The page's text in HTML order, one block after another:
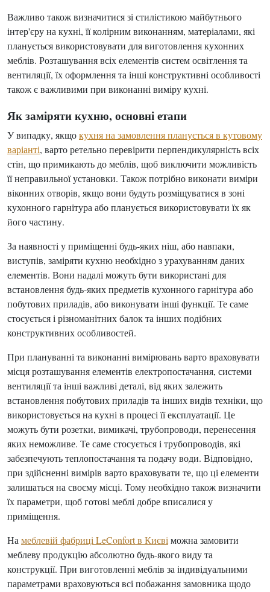
Важливо також визначитися зі стилістикою майбутнього
інтер'єру на кухні, її колірним виконанням, матеріалами, які
планується використовувати для виготовлення кухонних
меблів. Розташування всіх елементів систем освітлення та
вентиляції, їх оформлення та інші конструктивні особливості
також є важливими при виконанні виміру кухні.
Як заміряти кухню, основні етапи
У випадку, якщокухня на замовлення планується в кутовому
варіанті, варто ретельно перевірити перпендикулярність всіх
стін, що примикають до меблів, щоб виключити можливість
її неправильної установки. Також потрібно виконати виміри
віконних отворів, якщо вони будуть розміщуватися в зоні
кухонного гарнітура або планується використовувати їх як
його частину.
За наявності у приміщенні будь-яких ніш, або навпаки,
виступів, заміряти кухню необхідно з урахуванням даних
елементів. Вони надалі можуть бути використані для
встановлення будь-яких предметів кухонного гарнітура або
побутових приладів, або виконувати інші функції. Те саме
стосується і різноманітних балок та інших подібних
конструктивних особливостей.
При плануванні та виконанні вимірювань варто враховувати
місця розташування елементів електропостачання, системи
вентиляції та інші важливі деталі, від яких залежить
встановлення побутових приладів та інших видів техніки, що
використовується на кухні в процесі її експлуатації. Це
можуть бути розетки, вимикачі, трубопроводи, перенесення
яких неможливе. Те саме стосується і трубопроводів, які
забезпечують теплопостачання та подачу води. Відповідно,
при здійсненні вимірів варто враховувати те, що ці елементи
залишаться на своєму місці. Тому необхідно також визначити
їх параметри, щоб готові меблі добре вписалися у
приміщення.
На меблевій фабриці LeConfort в Києві можна замовити
меблеву продукцію абсолютно будь-якого виду та
конструкції. При виготовленні меблів за індивідуальними
параметрами враховуються всі побажання замовника щодо